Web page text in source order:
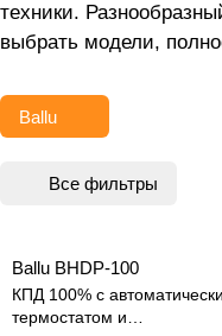
техники.
выбрать модели,
Ballu
Все фильтры
Ballu BHDP-100
КПД 100% с
термостатом и